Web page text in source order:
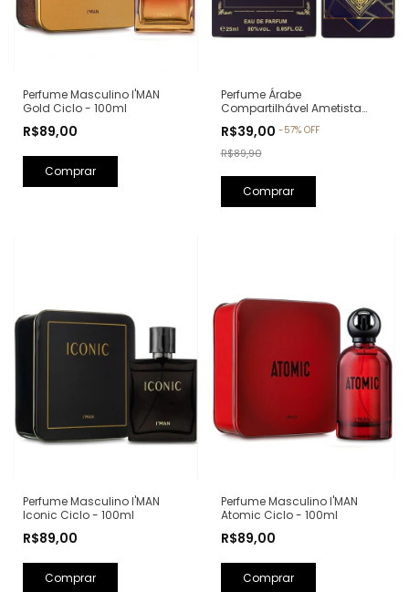
Perfume Masculino I'MAN
Gold Ciclo - 100ml
R$89,00
Perfume Árabe
Compartilhável Ametista
25ml (Ref. Olfativa: Bade'e Al
Oud Amethyst Lattafa)
R$39,00 -57% OFF
R$89,90
Perfume Masculino I'MAN
Iconic Ciclo - 100ml
R$89,00
Perfume Masculino I'MAN
Atomic Ciclo - 100ml
R$89,00